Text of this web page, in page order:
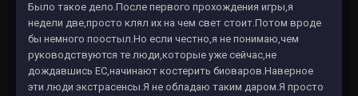
Было такое дело.После первого прохождения игры,я
недели две,просто клял их на чем свет стоит.Потом вроде
бы немного поостыл.Но если честно,я не понимаю,чем
руководствуются те люди,которые уже сейчас,не
дождавшись ЕС,начинают костерить биоваров.Наверное
эти люди экстрасенсы.Я не обладаю таким даром.Я просто